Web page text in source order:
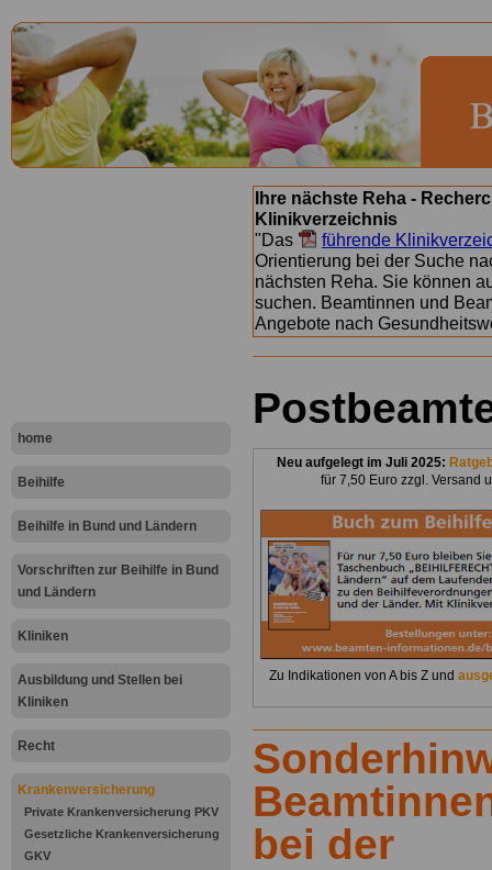
home
Beihilfe
Beihilfe in Bund und Ländern
Vorschriften zur Beihilfe in Bund
und Ländern
Kliniken
Ausbildung und Stellen bei
Kliniken
Recht
Krankenversicherung
Private Krankenversicherung PKV
Gesetzliche Krankenversicherung
GKV
Ihre nächste Reha -
Klinikverzeichnis
"Das
führende
Orientierung bei der Suche
nächsten Reha. Sie können
suchen. Beamtinnen und
Angebote nach
Neu aufgelegt im Juli 2025:
für 7,50 Euro zzgl. Versand
Zu Indikationen von A bis Z und
bei der